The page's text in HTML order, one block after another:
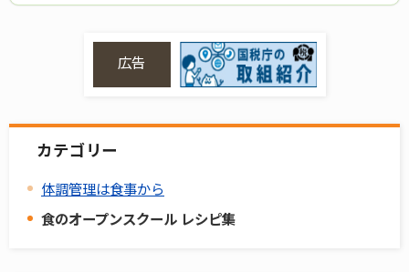
広告
カテゴリー
体調管理は食事から
食のオープンスクール レシピ集